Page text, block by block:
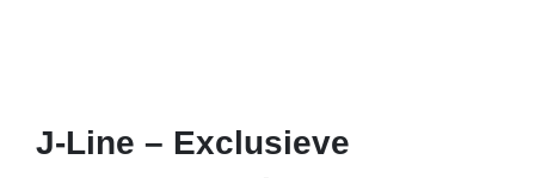
J-Line – Exclusieve